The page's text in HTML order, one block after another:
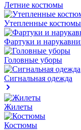
Летние костюмы
Утепленные костюмы
Фартуки и
Головные уборы
Сигнальная одежда
Жилеты
Костюмы